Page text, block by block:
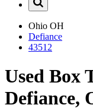
Ohio OH
Defiance
43512
Used Box
Defiance,